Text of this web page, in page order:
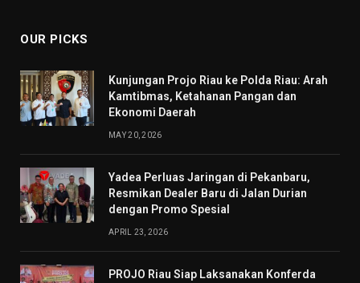
OUR PICKS
Kunjungan Projo Riau ke Polda Riau: Arah
Kamtibmas, Ketahanan Pangan dan
Ekonomi Daerah
MAY 20, 2026
Yadea Perluas Jaringan di Pekanbaru,
Resmikan Dealer Baru di Jalan Durian
dengan Promo Spesial
APRIL 23, 2026
PROJO Riau Siap Laksanakan Konferda